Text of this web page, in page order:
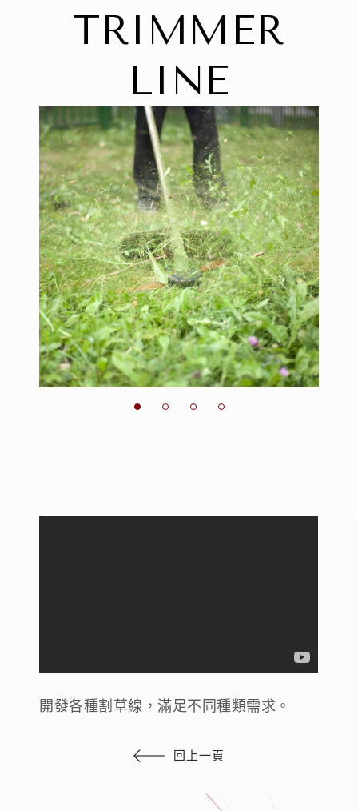
TRI M M ER
LI NE
開發各種割草線，滿足不同種類需求。
回上一頁